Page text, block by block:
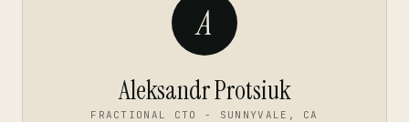
A
Aleksandr Protsiuk
FRACTIONAL CTO - SUNNYVALE, CA